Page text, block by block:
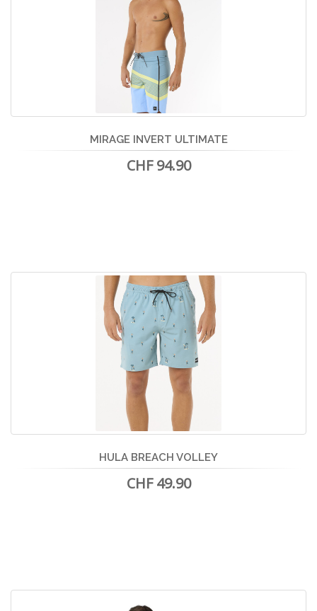
MIRAGE INVERT ULTIMATE
CHF 94.90
HULA BREACH VOLLEY
CHF 49.90